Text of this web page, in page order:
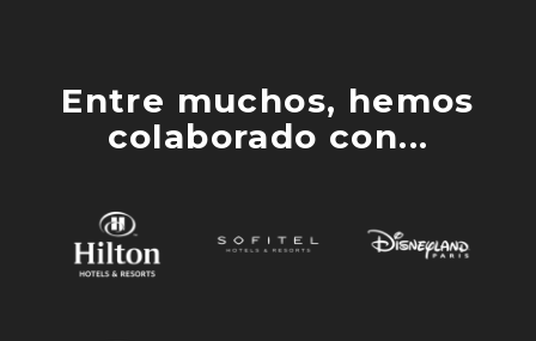
Entre muchos, hemos
colaborado con...